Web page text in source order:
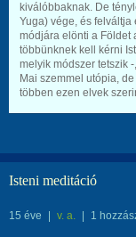
kiválóbbaknak. De
Yuga) vége, és
módjára elönti a Földet
többünknek kell kérni
melyik módszer tetszik
Mai szemmel utópia,
többen ezen elvek
Isteni meditáció
15 éve v. a. 1